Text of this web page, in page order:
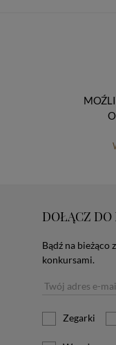
DOŁĄCZ DO
Bądź na
konkursami.
Zegarki